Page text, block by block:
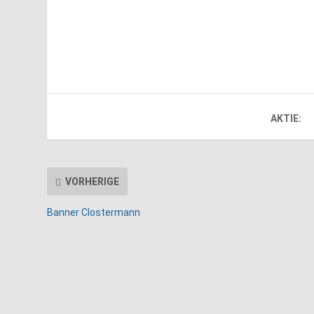
AKTIE:
VORHERIGE
Banner Clostermann